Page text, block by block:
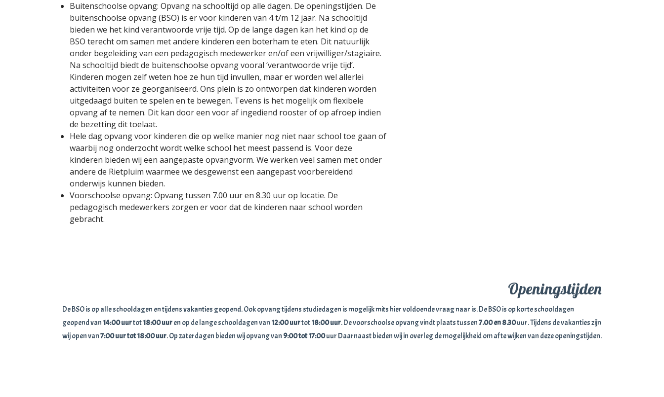
Buitenschoolse opvang: Opvang na schooltijd op alle dagen. De openingstijden. De
buitenschoolse opvang (BSO) is er voor kinderen van 4 t/m 12 jaar. Na schooltijd
bieden we het kind verantwoorde vrije tijd. Op de lange dagen kan het kind op de
BSO terecht om samen met andere kinderen een boterham te eten. Dit natuurlijk
onder begeleiding van een pedagogisch medewerker en/of een vrijwilliger/stagiaire.
Na schooltijd biedt de buitenschoolse opvang vooral ‘verantwoorde vrije tijd’.
Kinderen mogen zelf weten hoe ze hun tijd invullen, maar er worden wel allerlei
activiteiten voor ze georganiseerd. Ons plein is zo ontworpen dat kinderen worden
uitgedaagd buiten te spelen en te bewegen. Tevens is het mogelijk om flexibele
opvang af te nemen. Dit kan door een voor af ingediend rooster of op afroep indien
de bezetting dit toelaat.
Hele dag opvang voor kinderen die op welke manier nog niet naar school toe gaan of
waarbij nog onderzocht wordt welke school het meest passend is. Voor deze
kinderen bieden wij een aangepaste opvangvorm. We werken veel samen met onder
andere de Rietpluim waarmee we desgewenst een aangepast voorbereidend
onderwijs kunnen bieden.
Voorschoolse opvang: Opvang tussen 7.00 uur en 8.30 uur op locatie. De
pedagogisch medewerkers zorgen er voor dat de kinderen naar school worden
gebracht.
Openingstijden
De BSO is op alle schooldagen en tijdens vakanties geopend. Ook opvang tijdens studiedagen is mogelijk mits hier voldoende vraag naar is. De BSO is op korte schooldagen
geopend van 14:00uurtot18:00 uuren op de lange schooldagen van 12:00uurtot18:00uur. De voorschoolse opvang vindt plaats tussen7.00 en 8.30uur. Tijdens de vakanties zijn
wij open van7:00 uur tot 18:00 uur. Op zaterdagen bieden wij opvang van 9:00 tot 17:00uur Daarnaast bieden wij in overleg de mogelijkheid om af te wijken van deze openingstijden.